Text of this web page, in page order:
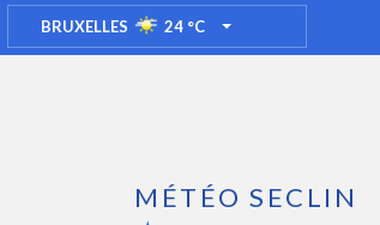
BRUXELLES 24°C TOGGLE DROPDOWN
MÉTÉO SECLIN